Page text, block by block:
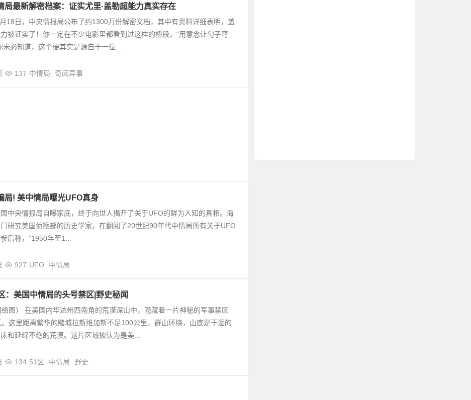
局最新解密档案：证实尤里·盖勒超能力真实存在
18日，中央情报局公布了约1300万份解密文档，其中有资料详细表明，盖
被证实了！你一定在不少电影里都看到过这样的桥段，“用意念让勺子弯
未必知道，这个梗其实是源自于一位...
137 中情局 奇闻异事
局! 美中情局曝光UFO真身
中央情报局自曝家底，终于向世人揭开了关于UFO的鲜为人知的真相。海
研究美国侦察部的历史学家，在翻阅了20世纪90年代中情局所有关于UFO
后称，“1950年至1...
927 UFO 中情局
：美国中情局的头号禁区|野史秘闻
图） 在美国内华达州西南角的荒漠深山中，隐藏着一片神秘的军事禁区
这里距离繁华的赌城拉斯维加斯不足100公里，群山环绕，山底是干涸的
和延绵不绝的荒漠。这片区域被认为是美...
134 51区 中情局 野史